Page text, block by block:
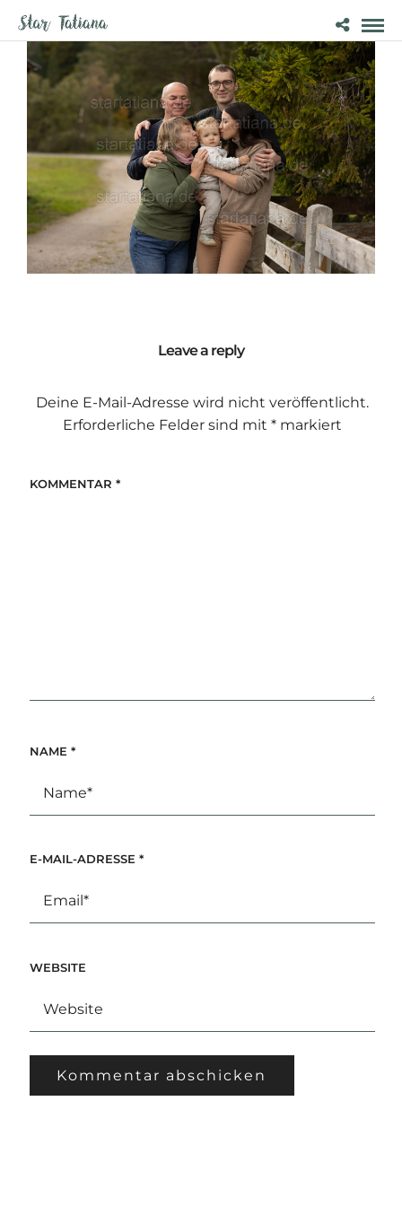
Leave a reply
Deine E-Mail-Adresse wird nicht veröffentlicht.
Erforderliche Felder sind mit *markiert
KOMMENTAR *
NAME *
E-MAIL-ADRESSE *
WEBSITE